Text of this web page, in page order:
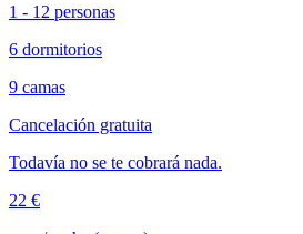
1 - 12 personas
6 dormitorios
9 camas
Cancelación gratuita
Todavía no se te cobrará nada.
22 €